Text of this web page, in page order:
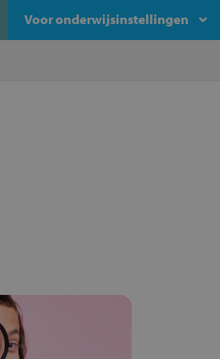
Voor onderwijsinstellingen